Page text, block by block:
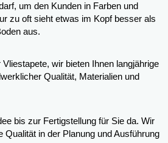
um den Kunden in Farben und
zu oft sieht etwas im Kopf besser als
aus.
wir bieten Ihnen langjährige
Qualität, Materialien und
bis zur Fertigstellung für Sie da. Wir
Qualität in der Planung und Ausführung